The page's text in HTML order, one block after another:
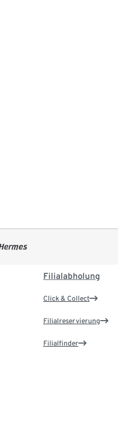
Filialabholung
Click & Collect
Filialreservierung
Filialfinder